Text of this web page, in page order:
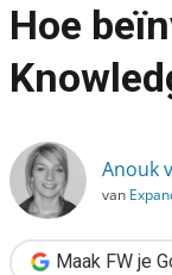
Marketing
›
Hoe
Anouk
van
Maak FW je